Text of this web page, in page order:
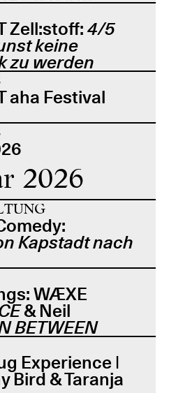
Zell:stoff: 4/5
keine
zu werden
aha Festival
2026
Kapstadt nach
WÆXE
& Neil
BETWEEN
Experience |
Bird & Taranja